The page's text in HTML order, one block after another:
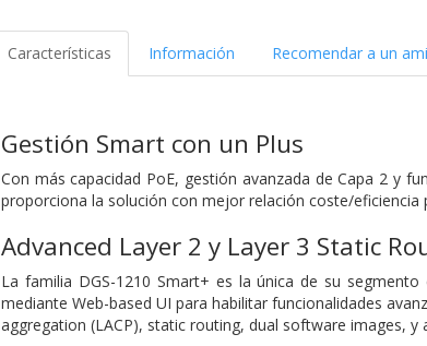
Características Información Recomendar a un
Gestión Smart con un Plus
Con más capacidad PoE, gestión avanzada de Capa 2 y
proporciona la solución con mejor relación coste/
Advanced Layer 2 y Layer 3 Static
La familia DGS-1210 Smart+ es la única de su
mediante Web-based UI para habilitar funcionalidades
aggregation (LACP), static routing, dual software images, y